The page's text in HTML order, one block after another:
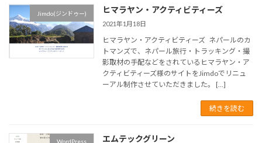
Jimdo(ジンドゥー) ヒマラヤン・アクティビティーズ
2021年1月18日
ヒマラヤン・アクティビティーズ ネパールのカ
トマンズで、ネパール旅行・トラッキング・撮
影取材の手配などをされているヒマラヤン・ア
クティビティーズ様のサイトをJimdoでリニュ
ーアル制作させていただきました。 […]
続きを読む
WordPress エムテックグリーン